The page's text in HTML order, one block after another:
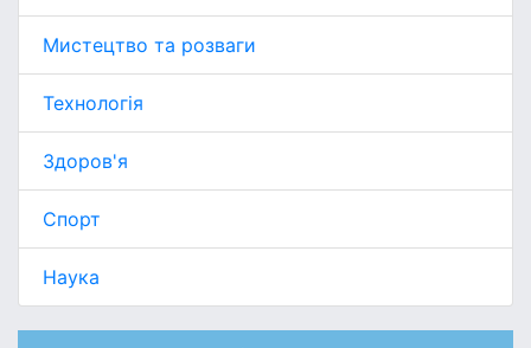
Мистецтво та розваги
Технологія
Здоров'я
Спорт
Наука